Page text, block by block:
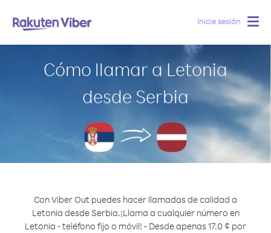
Inicie sesión
Cómo llamar a Letonia
desde Serbia
Con Viber Out puedes hacer llamadas de calidad a
Letonia desde Serbia.¡Llama a cualquier número en
Letonia - teléfono fijo o móvil! - Desde apenas 17.0 ¢ por